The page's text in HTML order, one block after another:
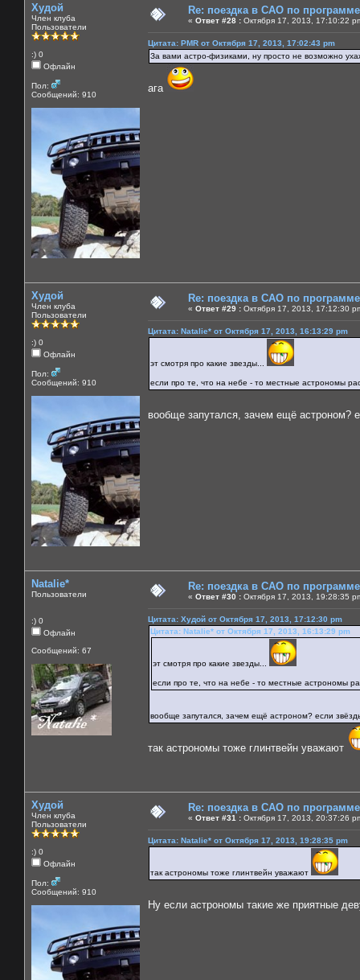
Худой
Член клуба
Пользователи
:) 0
Офлайн
Пол:
Сообщений: 910
Re: поездка в САО по
« Ответ #28 : Октября 17, 2013, 17:10:22
Цитата: PMR от Октября 17, 2013, 17:02:43 pm
За вами астро-физиками, ну просто не возможно
ага
Худой
Член клуба
Пользователи
:) 0
Офлайн
Пол:
Сообщений: 910
Re: поездка в САО по
« Ответ #29 : Октября 17, 2013, 17:12:30
Цитата: Natalie* от Октября 17, 2013, 16:13:29 pm
эт смотря про какие звезды...
если про те, что на небе - то местные астрономы
вообще запутался, зачем ещё астроном?
Natalie*
Пользователи
:) 0
Офлайн
Сообщений: 67
Re: поездка в САО по
« Ответ #30 : Октября 17, 2013, 19:28:35
Цитата: Худой от Октября 17, 2013, 17:12:30 pm
Цитата: Natalie* от Октября 17, 2013, 16:13:29 pm
эт смотря про какие звезды...
если про те, что на небе - то местные астрономы
вообще запутался, зачем ещё астроном? если
так астрономы тоже глинтвейн уважают
Худой
Член клуба
Пользователи
:) 0
Офлайн
Пол:
Сообщений: 910
Re: поездка в САО по
« Ответ #31 : Октября 17, 2013, 20:37:26
Цитата: Natalie* от Октября 17, 2013, 19:28:35 pm
так астрономы тоже глинтвейн уважают
Ну если астрономы такие же приятные